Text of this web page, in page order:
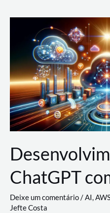
Nuvem:
Google
Cloud,
AWS
e
Azure
ChatGPT
Deixe um comentário/AI,
Jefte Costa